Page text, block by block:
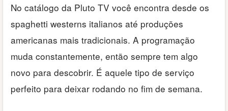
No catálogo da Pluto TV você encontra desde os
spaghetti westerns italianos até produções
americanas mais tradicionais. A programação
muda constantemente, então sempre tem algo
novo para descobrir. É aquele tipo de serviço
perfeito para deixar rodando no fim de semana.